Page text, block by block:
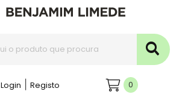
Login Registo 0